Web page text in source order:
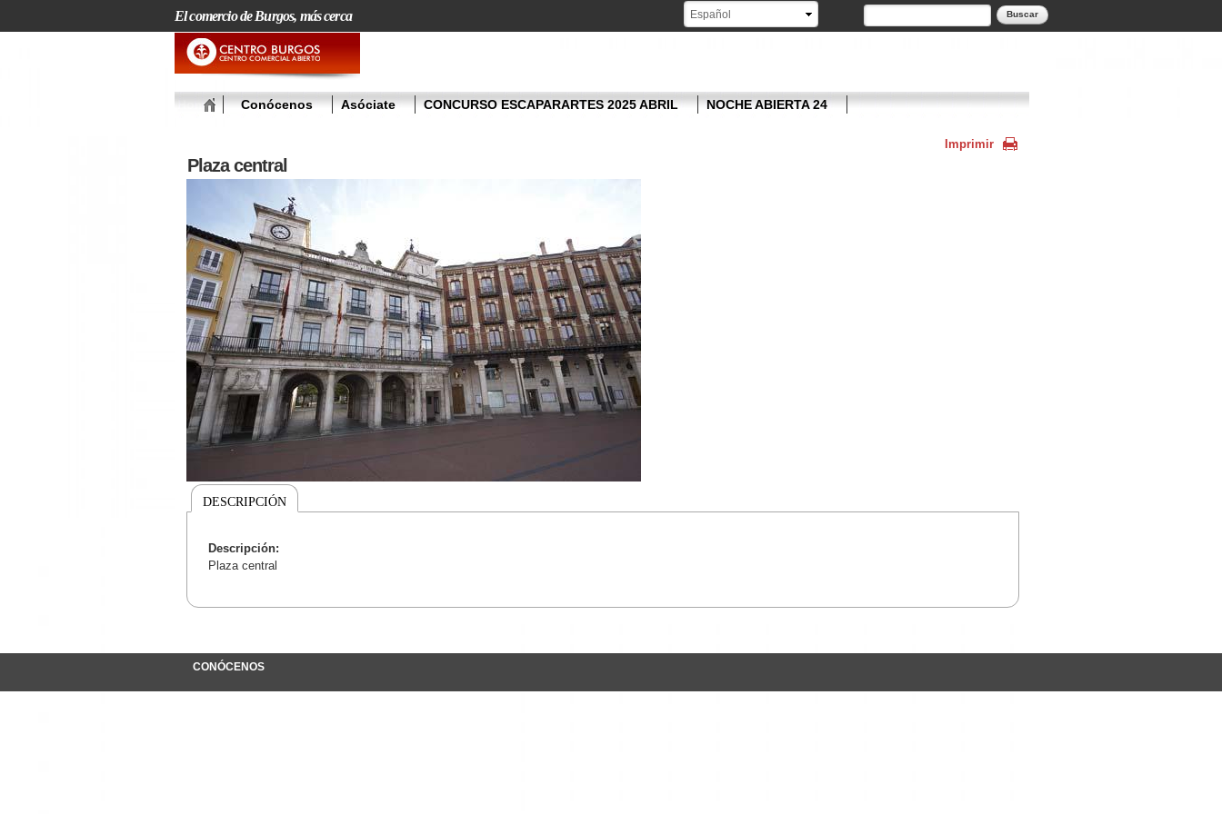
El comercio de Burgos, más cerca Formulario de búsqueda
Buscar
Home Conócenos Asóciate CONCURSO ESCAPARARTES 2025 ABRIL NOCHE ABIERTA 24
Imprimir
Plaza central
DESCRIPCIÓN
Descripción:
Plaza central
CONÓCENOS